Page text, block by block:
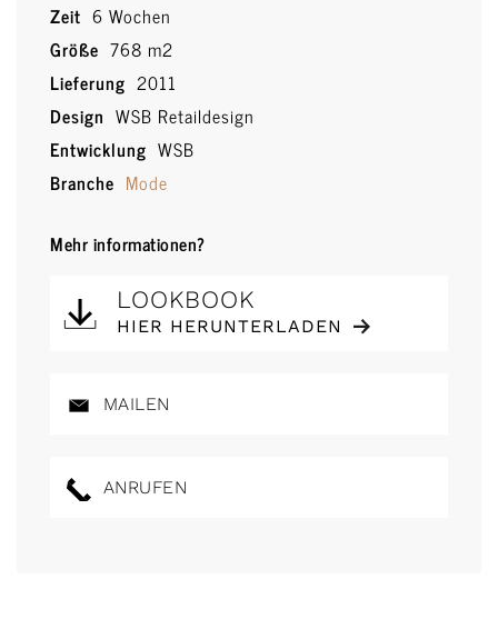
Zeit 6 Wochen
Größe 768 m2
Lieferung 2011
Design WSB Retaildesign
Entwicklung WSB
Branche Mode
Mehr informationen?
LOOKBOOK
HIER HERUNTERLADEN
MAILEN
ANRUFEN